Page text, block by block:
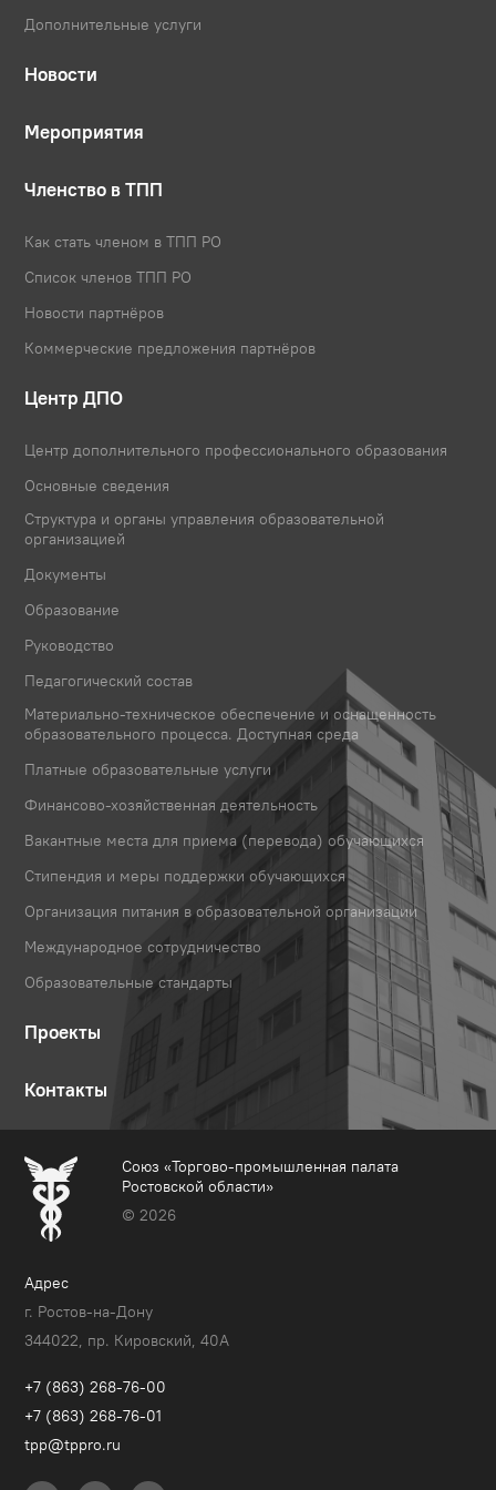
Дополнительные услуги
Новости
Мероприятия
Членство в ТПП
Как стать членом в ТПП РО
Список членов ТПП РО
Новости партнёров
Коммерческие предложения партнёров
Центр ДПО
Центр дополнительного профессионального образования
Основные сведения
Структура и органы управления образовательной
организацией
Документы
Образование
Руководство
Педагогический состав
Материально-техническое обеспечение и оснащенность
образовательного процесса. Доступная среда
Платные образовательные услуги
Финансово-хозяйственная деятельность
Вакантные места для приема (перевода) обучающихся
Стипендия и меры поддержки обучающихся
Организация питания в образовательной организации
Международное сотрудничество
Образовательные стандарты
Проекты
Контакты
Союз «Торгово-промышленная палата
Ростовской области»
© 2026
Адрес
г. Ростов-на-Дону
344022, пр. Кировский, 40A
+7 (863) 268-76-00
+7 (863) 268-76-01
tpp@tppro.ru